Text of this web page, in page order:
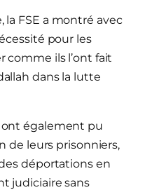
FSE a montré avec
pour les
comme ils l’ont fait
dans la lutte
ont également pu
de leurs prisonniers,
déportations en
judiciaire sans